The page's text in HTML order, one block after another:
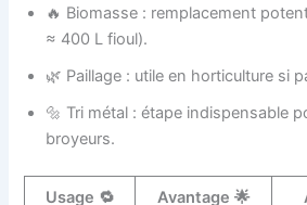
🔥 Biomasse : remplacement
≈ 400 L fioul).
🌿 Paillage : utile en horticulture si
🔩 Tri métal : étape indispensable
broyeurs.
Usage 🔁 Avantage 🌟